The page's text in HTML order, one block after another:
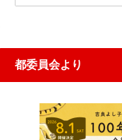
都委員会より